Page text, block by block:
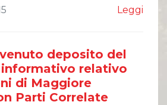
Leggi
deposito del
relativo
di Maggiore
Parti Correlate